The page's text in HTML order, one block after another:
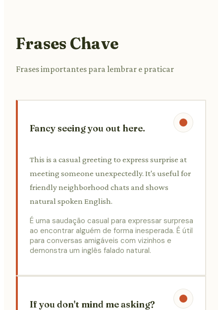
Frases Chave
Frases importantes para lembrar e praticar
Fancy seeing you out here.
This is a casual greeting to express surprise at
meeting someone unexpectedly. It's useful for
friendly neighborhood chats and shows
natural spoken English.
É uma saudação casual para expressar surpresa
ao encontrar alguém de forma inesperada. É útil
para conversas amigáveis com vizinhos e
demonstra um inglês falado natural.
If you don't mind me asking?